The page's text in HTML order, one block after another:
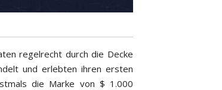
regelrecht durch die Decke
und erlebten ihren ersten
die Marke von $ 1.000